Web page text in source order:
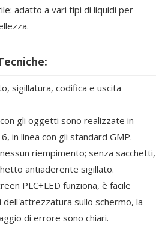
adatto a vari tipi di liquidi per
sigillatura, codifica e uscita
gli oggetti sono realizzate in
in linea con gli standard GMP.
riempimento; senza sacchetti,
antiaderente sigillato.
PLC+LED funziona, è facile
sullo schermo, la
di errore sono chiari.